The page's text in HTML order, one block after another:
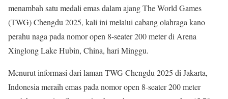
menambah satu medali emas dalam ajang The World Games
(TWG) Chengdu 2025, kali ini melalui cabang olahraga kano
perahu naga pada nomor open 8-seater 200 meter di Arena
Xinglong Lake Hubin, China, hari Minggu.
Menurut informasi dari laman TWG Chengdu 2025 di Jakarta,
Indonesia meraih emas pada nomor open 8-seater 200 meter